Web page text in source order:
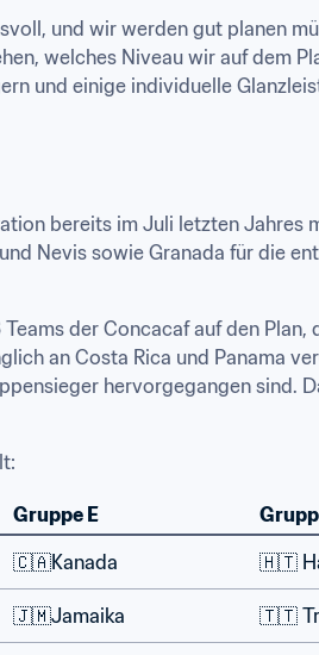
und wir werden gut planen
welches Niveau wir auf dem
und einige individuelle
bereits im Juli letzten Jahres
Nevis sowie Granada für die
der Concacaf auf den Plan,
an Costa Rica und Panama
hervorgegangen sind.
Gruppe E
🇨🇦Kanada 🇭🇹
🇯🇲Jamaika 🇹🇹